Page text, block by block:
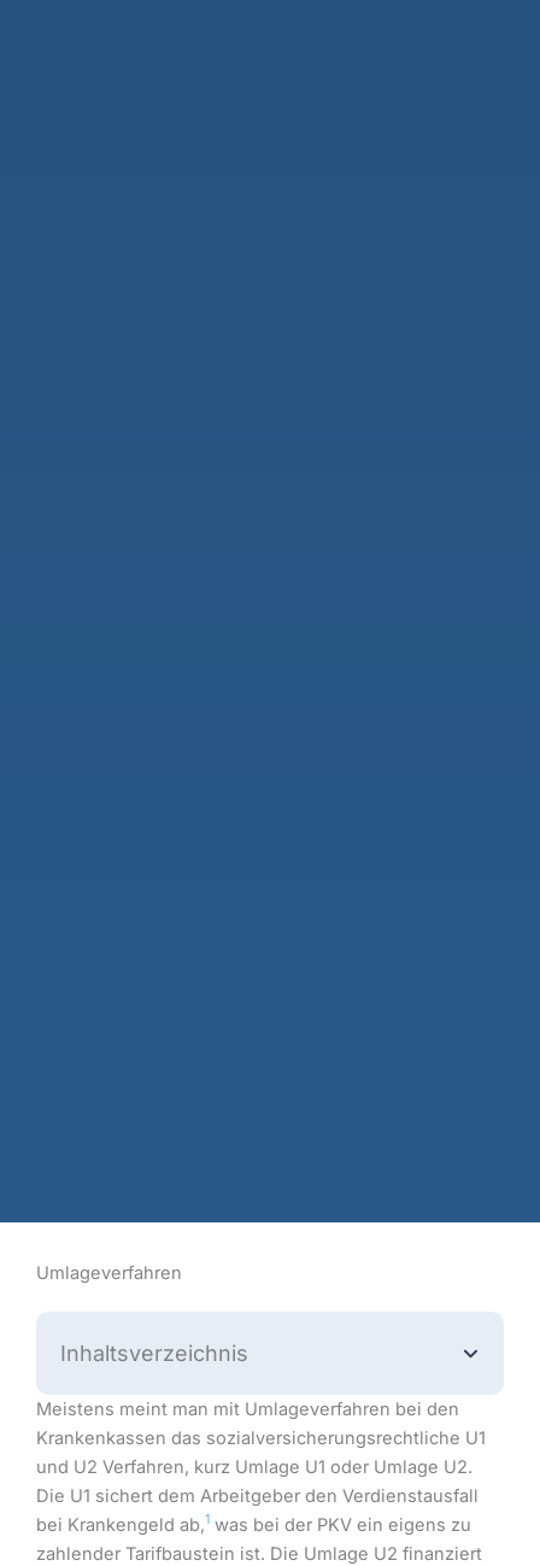
Umlageverfahren
Inhaltsverzeichnis
Meistens meint man mit Umlageverfahren bei den
Krankenkassen das sozialversicherungsrechtliche U1
und U2 Verfahren, kurz Umlage U1 oder Umlage U2.
Die U1 sichert dem Arbeitgeber den Verdienstausfall
bei Krankengeld ab,1 was bei der PKV ein eigens zu
zahlender Tarifbaustein ist. Die Umlage U2 finanziert